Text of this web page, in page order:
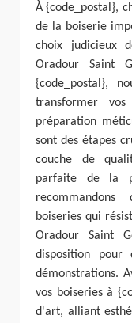
À {code_postal},
de la boiserie
choix judicieux
Oradour Saint
{code_postal},
transformer
préparation
sont des étapes
couche de
parfaite de la
boiseries qui
Oradour Saint
disposition pour
démonstrations.
vos boiseries à
d'art, alliant